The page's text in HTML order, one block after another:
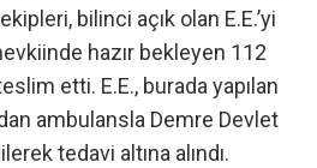
bilinci açık olan E.E.’yi
hazır bekleyen 112
etti. E.E., burada yapılan
ambulansla Demre Devlet
tedavi altına alındı.